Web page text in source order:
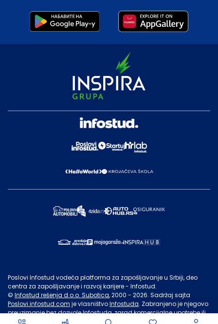
Poslovi Infostud vodeća platforma za zapošljavanje u Srbiji, deo
centra za zapošljavanje i razvoj karijere - Infostud.
© Infostud rešenja d.o.o. Subotica, 2000 - 2026. Sadržaj sajta
Poslovi.infostud.com je vlasništvoInfostuda. Zabranjeno je njegovo
preuzimanje bez dozvoleInfostuda, zarad komercijalne upotrebe ili
u druge svrhe, osim za lične potrebe posetilaca sajta.